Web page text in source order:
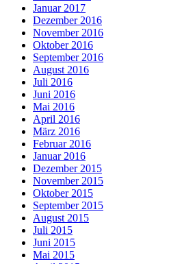
Januar 2017
Dezember 2016
November 2016
Oktober 2016
September 2016
August 2016
Juli 2016
Juni 2016
Mai 2016
April 2016
März 2016
Februar 2016
Januar 2016
Dezember 2015
November 2015
Oktober 2015
September 2015
August 2015
Juli 2015
Juni 2015
Mai 2015